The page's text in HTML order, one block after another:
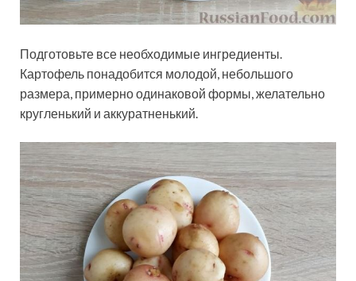
Подготовьте все необходимые ингредиенты.
Картофель понадобится молодой, небольшого
размера, примерно одинаковой формы, желательно
кругленький и аккуратненький.